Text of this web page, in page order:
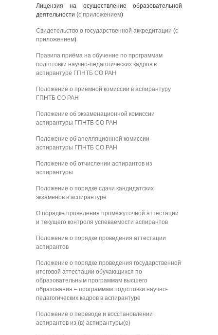
Лицензия на осуществление образовательной
деятельности (с приложением)
Свидетельство о государственной аккредитации (с
приложением)
Правила приёма на обучение по программам
подготовки научно-педагогических кадров в
аспирантуре ГПНТБ СО РАН
Положение о приемной комиссии в аспирантуру
ГПНТБ СО РАН
Положение об экзаменационной комиссии
аспирантуры ГПНТБ СО РАН
Положение об апелляционной комиссии
аспирантуры ГПНТБ СО РАН
Положение об отчислении аспирантов из
аспирантуры
Положение о порядке сдачи кандидатских
экзаменов в аспирантуре
О порядке проведения промежуточной аттестации
и текущего контроля успеваемости аспирантов
Положение о порядке проведения аттестации
аспирантов
Положение о порядке проведения государственной
итоговой аттестации обучающихся по
образовательным программам высшего
образования – программам подготовки научно-
педагогических кадров в аспирантуре
Положение о переводе и восстановлении
аспирантов из (в) аспирантуры(е)